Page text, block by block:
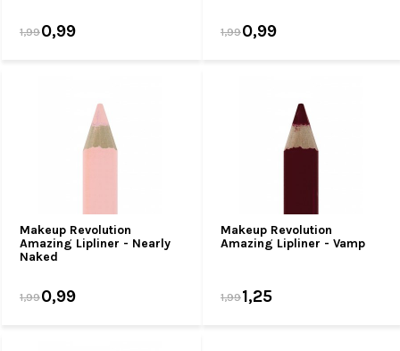
1,990,99 1,990,99
Makeup Revolution
Amazing Lipliner - Nearly
Naked
1,990,99
Makeup Revolution
Amazing Lipliner - Vamp
1,991,25